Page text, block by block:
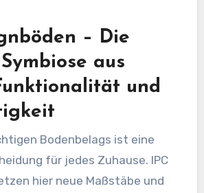
– Die
aus
und
für jedes Zuhause. IPC
hier neue Maßstäbe und